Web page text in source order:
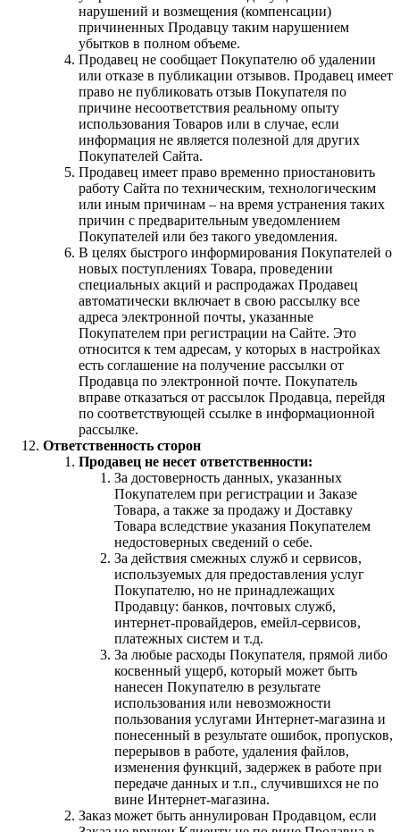
нарушений и возмещения (компенсации)
причиненных Продавцу таким нарушением
убытков в полном объеме.
Продавец не сообщает Покупателю об удалении
или отказе в публикации отзывов. Продавец имеет
право не публиковать отзыв Покупателя по
причине несоответствия реальному опыту
использования Товаров или в случае, если
информация не является полезной для других
Покупателей Сайта.
Продавец имеет право временно приостановить
работу Сайта по техническим, технологическим
или иным причинам – на время устранения таких
причин с предварительным уведомлением
Покупателей или без такого уведомления.
В целях быстрого информирования Покупателей о
новых поступлениях Товара, проведении
специальных акций и распродажах Продавец
автоматически включает в свою рассылку все
адреса электронной почты, указанные
Покупателем при регистрации на Сайте. Это
относится к тем адресам, у которых в настройках
есть соглашение на получение рассылки от
Продавца по электронной почте. Покупатель
вправе отказаться от рассылок Продавца, перейдя
по соответствующей ссылке в информационной
рассылке.
Ответственность сторон
Продавец не несет ответственности:
За достоверность данных, указанных
Покупателем при регистрации и Заказе
Товара, а также за продажу и Доставку
Товара вследствие указания Покупателем
недостоверных сведений о себе.
За действия смежных служб и сервисов,
используемых для предоставления услуг
Покупателю, но не принадлежащих
Продавцу: банков, почтовых служб,
интернет-провайдеров, емейл-сервисов,
платежных систем и т.д.
За любые расходы Покупателя, прямой либо
косвенный ущерб, который может быть
нанесен Покупателю в результате
использования или невозможности
пользования услугами Интернет-магазина и
понесенный в результате ошибок, пропусков,
перерывов в работе, удаления файлов,
изменения функций, задержек в работе при
передаче данных и т.п., случившихся не по
вине Интернет-магазина.
Заказ может быть аннулирован Продавцом, если